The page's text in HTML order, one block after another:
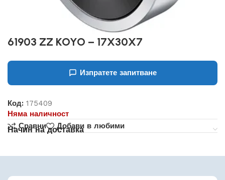
61903 ZZ KOYO – 17X30X7
Изпратете запитване
Код:175409
Няма наличност
Сравни
Добави в любими
Начин на доставка